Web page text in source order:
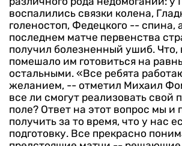
воспалились связки колена,
голеностоп, Федецкого -- спина,
последнем матче первенства
получил болезненный ушиб. Что,
помешало им готовиться на
остальными. «Все ребята
желанием, -- отметил Михаил
все ли смогут реализовать свой
поле? Ответ на этот вопрос мы и
получить за то время, что у нас
подготовку. Все прекрасно